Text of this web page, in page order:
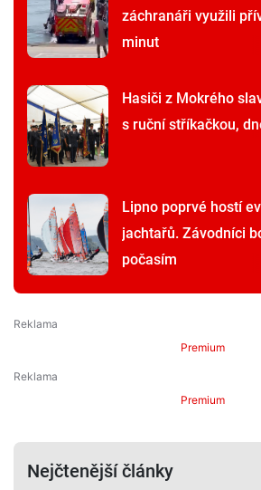
záchranáři využili
minut
Hasiči z Mokrého
s ruční stříkačkou,
Lipno poprvé hostí
jachtařů. Závodníci
počasím
Premium
Premium
Nejčtenější články